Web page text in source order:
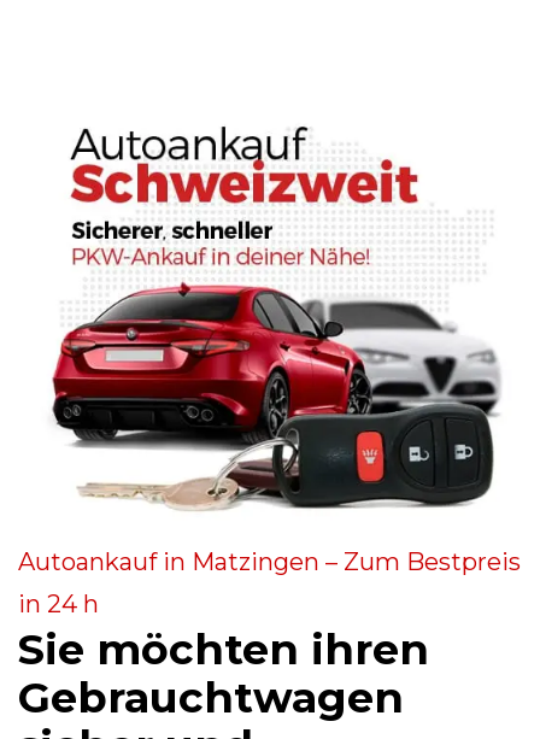
Autoankauf in Matzingen – Zum Bestpreis
in 24 h
Sie möchten ihren
Gebrauchtwagen